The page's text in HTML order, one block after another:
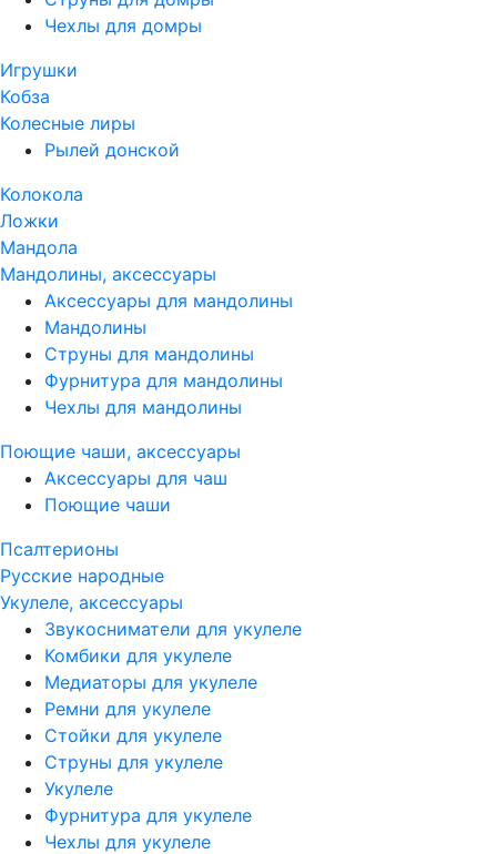
Чехлы для домры
Игрушки
Кобза
Колесные лиры
Рылей донской
Колокола
Ложки
Мандола
Мандолины, аксессуары
Аксессуары для мандолины
Мандолины
Струны для мандолины
Фурнитура для мандолины
Чехлы для мандолины
Поющие чаши, аксессуары
Аксессуары для чаш
Поющие чаши
Псалтерионы
Русские народные
Укулеле, аксессуары
Звукосниматели для укулеле
Комбики для укулеле
Медиаторы для укулеле
Ремни для укулеле
Стойки для укулеле
Струны для укулеле
Укулеле
Фурнитура для укулеле
Чехлы для укулеле